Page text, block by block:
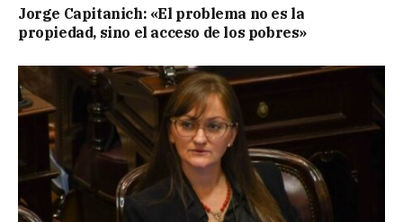
Jorge Capitanich: «El problema no es la
propiedad, sino el acceso de los pobres»